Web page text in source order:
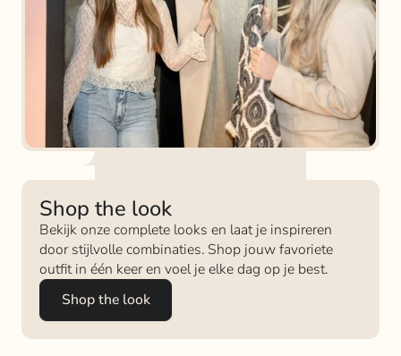
Shop the look
Bekijk onze complete looks en laat je inspireren
door stijlvolle combinaties. Shop jouw favoriete
outfit in één keer en voel je elke dag op je best.
Shop the look